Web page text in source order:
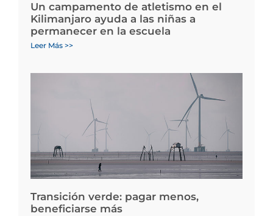
Un campamento de atletismo en el
Kilimanjaro ayuda a las niñas a
permanecer en la escuela
Leer Más >>
Transición verde: pagar menos,
beneficiarse más